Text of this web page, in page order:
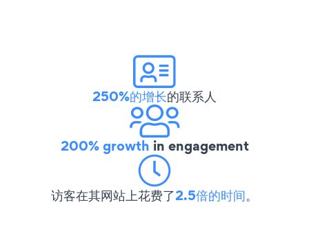
250%的增长的联系人
200% growth in engagement
访客在其网站上花费了2.5倍的时间。